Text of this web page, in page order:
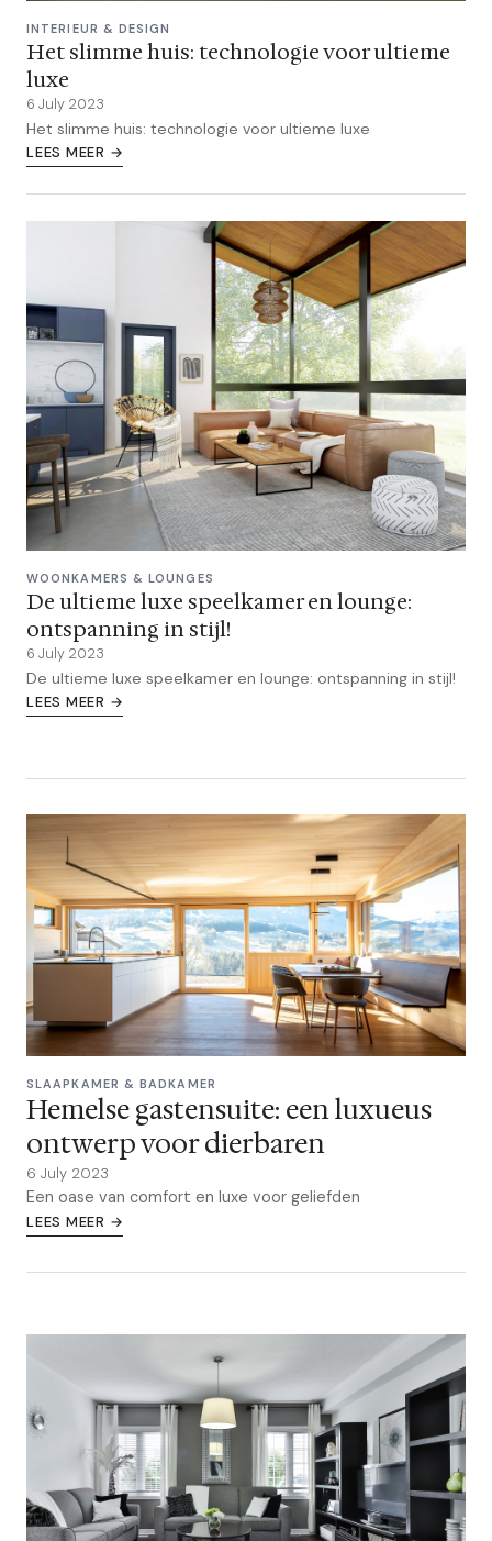
INTERIEUR & DESIGN
Het slimme huis: technologie voor ultieme
luxe
6 July 2023
Het slimme huis: technologie voor ultieme luxe
LEES MEER →
WOONKAMERS & LOUNGES
De ultieme luxe speelkamer en lounge:
ontspanning in stijl!
6 July 2023
De ultieme luxe speelkamer en lounge: ontspanning in stijl!
LEES MEER →
SLAAPKAMER & BADKAMER
Hemelse gastensuite: een luxueus
ontwerp voor dierbaren
6 July 2023
Een oase van comfort en luxe voor geliefden
LEES MEER →